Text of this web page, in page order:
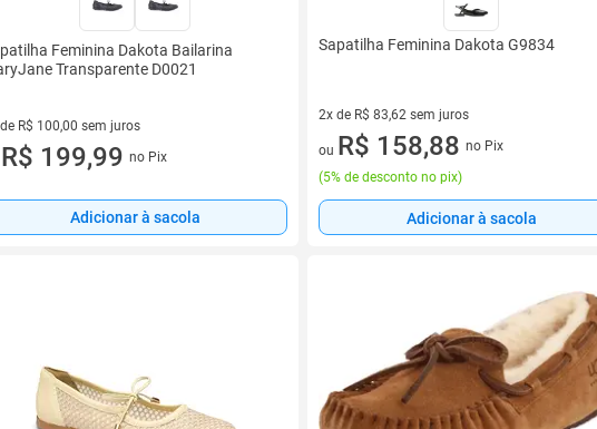
Feminina Dakota Bailarina
Transparente D0021
R$ 100,00 sem juros
de R$ 100,00 sem juros
R$ 199,99 no Pix
Adicionar à sacola
Sapatilha Feminina Dakota G9834
2x de R$ 83,62 sem juros
2 vez de R$ 83,62 sem juros
ou R$ 158,88 no Pix
(5% de desconto no pix)
Adicionar à sacola